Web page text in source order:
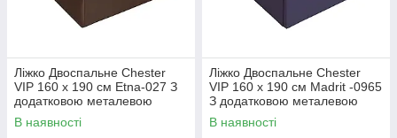
Ліжко Двоспальне Chester
VIP 160 х 190 см Etna-027 З
додатковою металевою
цільнозварною рамою
Коричневий
В наявності
Ліжко Двоспальне Chester
VIP 160 х 190 см Madrit -0965
З додатковою металевою
цільнозварною рамою
Фіолетовий
В наявності